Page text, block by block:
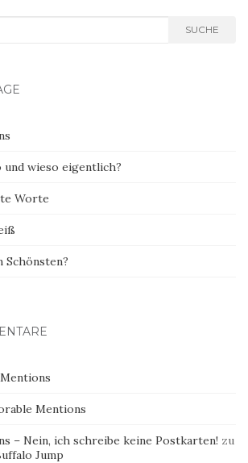
SUCHE
und wieso eigentlich?
Worte
Schönsten?
Mentions
– Nein, ich schreibe keine Postkarten! zu
Jump